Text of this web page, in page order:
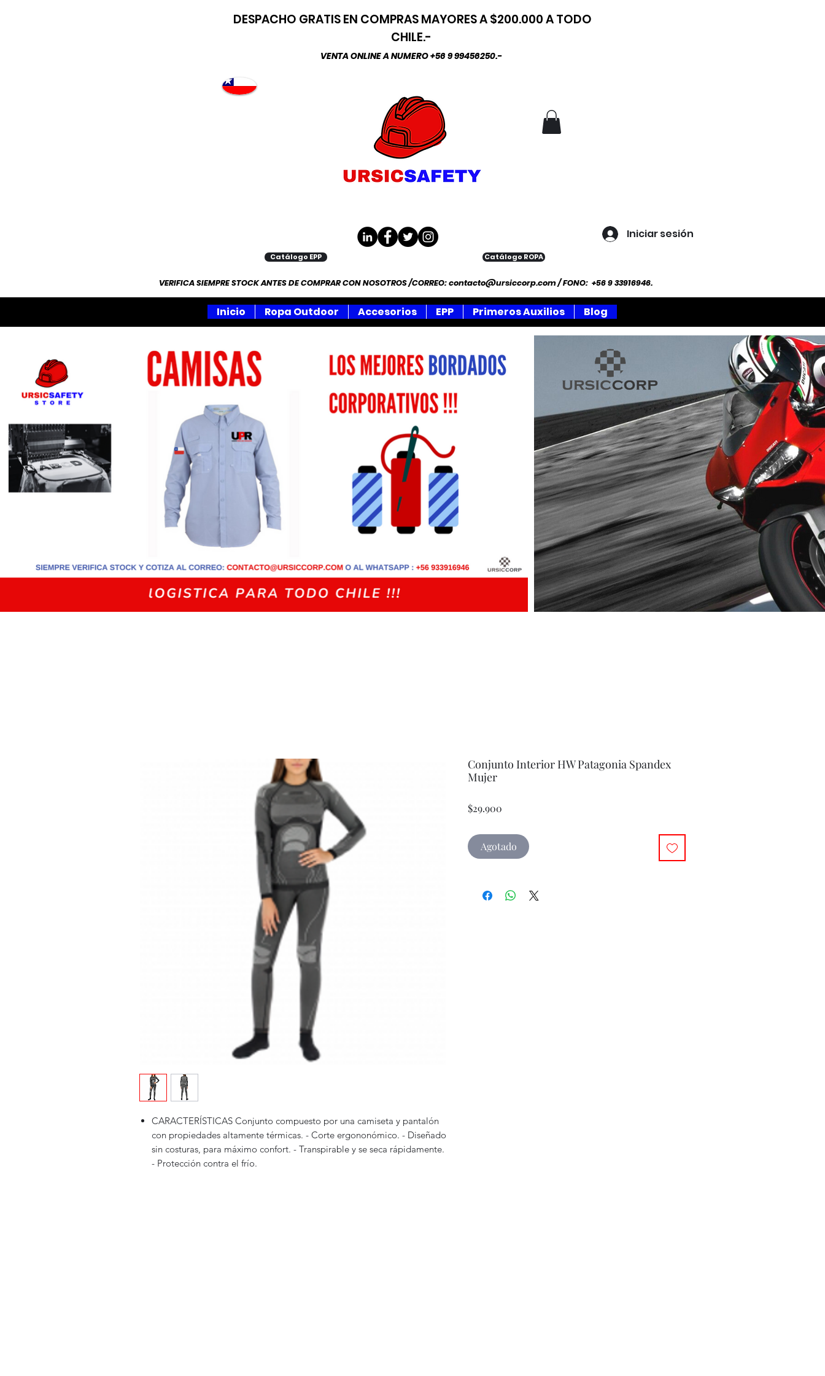
DESPACHO GRATIS EN COMPRAS MAYORES A $200.000 A TODO
CHILE.-
VENTA ONLINE A NUMERO +56 9 99456250.-
Iniciar sesión
Catálogo EPP Catálogo ROPA
VERIFICA SIEMPRE STOCK ANTES DE COMPRAR CON NOSOTROS /CORREO:contacto@ursiccorp.com/ FONO: +56 9 33916946.
Inicio Ropa Outdoor Accesorios EPP Primeros Auxilios Blog
CARACTERÍSTICAS Conjunto compuesto por una camiseta y pantalón
con propiedades altamente térmicas. - Corte ergononómico. - Diseñado
sin costuras, para máximo confort. - Transpirable y se seca rápidamente.
- Protección contra el frío.
Conjunto Interior HW Patagonia Spandex
Mujer
$29.900
Agotado